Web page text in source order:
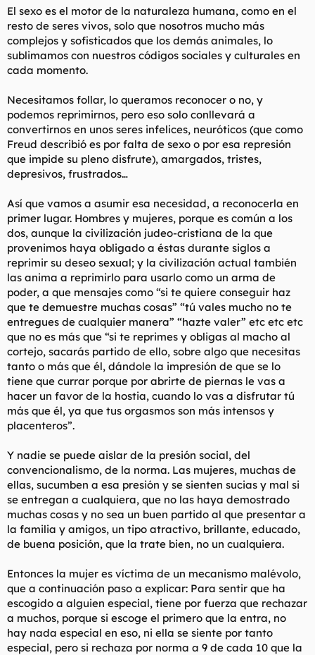
mismo.
Las mujeres han tirado por la alcantarilla su poder. Si, en
tiempos pasados, las mujeres tenían un inmenso poder basado
en el deseo de la mayoria de los hombres de complacerlas.
pero, habiéndose vuelto tan absolutamente locas y egoistas, lo
sobrevivir mentalmente y emocionalmente sin su aprobación.
Quiero decir, ¿Quién puede tomar en serio las opiniones de
alguien que tiene miedo de salir de la casa sin echarse una
capa de pintura en la cara?
¿Por qué en el mundo debo yo elevar las opiniones de alguien
conocimiento de mi mismo?
------------------------------------
Nunca le des a una mujer la oportunidad de decir "no". A las
mujeres les encanta decir que no a los hombres para subirse el
ego. Obtienen placer rechazando a los hombres. Aprende de
los vendedores. Nunca le hagas una pregunta cuya respuesta
podria ser no. Dales opciones (p.e. "¿Qué es mejor el Martes o
el Jueves?")
Recuerda que los hombres no obtienen estatus social
rechazando a las mujeres, pero las mujeres si obtienen estatus
rechazando a los hombres. Aveces rechazan a los hombres
como deporte, para impresionar a sus amigas, o para
satisfacer su ego y su sentido de superioridad.
Pienso que alomejor hay algunas pocas mujeres que echan de
menos los tiempos en que los hombres no tenian miedo de ir a
hablarlas o serles amables, pero que le vamos a hacer, tarde o
temprano los hombres tenían que aprender que no vale la
porte como una zorra contigo.
------------------------------------
Obtener atención de los hombres es el equivalente femenino
de "marcar un gol". Para el hombre medio, echar un polvo con
una mujer es lo que le afirma que es atractivo y deseable. Un
hombre que consigue que una mujer se desnude con él se
siente bien, porque se siente validado.
Para una mujer, lo único que le hace falta es saber que la
deseas. Eso es todo. Una vez la miras (o intentas no mirarla),
de esa manera que dice "eres preciosa", ella sabe que podria
tenerte si le da la gana. Le reafirma que su sexualidad vale
algo. Le reafirma que cuándo le llegue el momento de escoger
a un hombre pueda exigir un alto precio porque ella tiene lo
que los hombres quieren.
El sexo es el motor de la naturaleza humana, como en el
resto de seres vivos, solo que nosotros mucho más
complejos y sofisticados que los demás animales, lo
sublimamos con nuestros códigos sociales y culturales en
cada momento.
Necesitamos follar, lo queramos reconocer o no, y
podemos reprimirnos, pero eso solo conllevará a
convertirnos en unos seres infelices, neuróticos (que como
Freud describió es por falta de sexo o por esa represión
que impide su pleno disfrute), amargados, tristes,
depresivos, frustrados…
Así que vamos a asumir esa necesidad, a reconocerla en
primer lugar. Hombres y mujeres, porque es común a los
dos, aunque la civilización judeo-cristiana de la que
provenimos haya obligado a éstas durante siglos a
reprimir su deseo sexual; y la civilización actual también
las anima a reprimirlo para usarlo como un arma de
poder, a que mensajes como “si te quiere conseguir haz
que te demuestre muchas cosas” “tú vales mucho no te
entregues de cualquier manera” “hazte valer” etc etc etc
que no es más que “si te reprimes y obligas al macho al
cortejo, sacarás partido de ello, sobre algo que necesitas
tanto o más que él, dándole la impresión de que se lo
tiene que currar porque por abrirte de piernas le vas a
hacer un favor de la hostia, cuando lo vas a disfrutar tú
más que él, ya que tus orgasmos son más intensos y
placenteros”.
Y nadie se puede aislar de la presión social, del
convencionalismo, de la norma. Las mujeres, muchas de
ellas, sucumben a esa presión y se sienten sucias y mal si
se entregan a cualquiera, que no las haya demostrado
muchas cosas y no sea un buen partido al que presentar a
la familia y amigos, un tipo atractivo, brillante, educado,
de buena posición, que la trate bien, no un cualquiera.
Entonces la mujer es víctima de un mecanismo malévolo,
que a continuación paso a explicar: Para sentir que ha
escogido a alguien especial, tiene por fuerza que rechazar
a muchos, porque si escoge el primero que la entra, no
hay nada especial en eso, ni ella se siente por tanto
especial, pero si rechaza por norma a 9 de cada 10 que la